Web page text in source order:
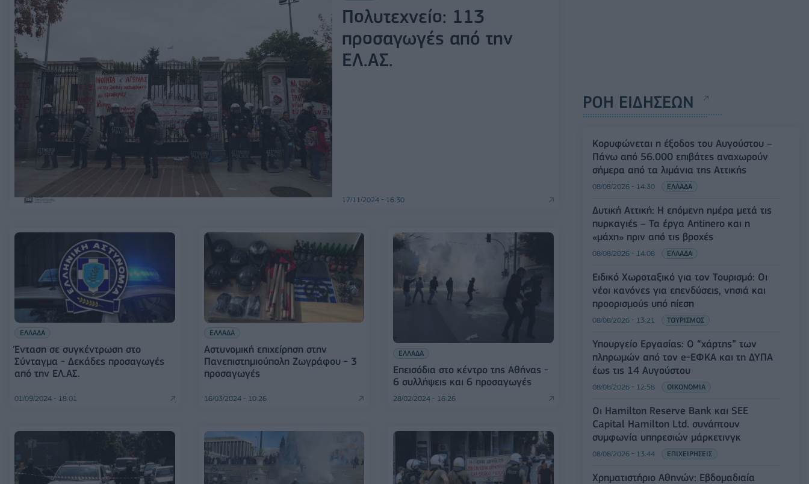
Πολυτεχνείο: 113
προσαγωγές από την
ΕΛ.ΑΣ.
17/11/2024 - 16:30
ΕΛΛΑΔΑ
Ένταση σε συγκέντρωση στο
Σύνταγμα - Δεκάδες προσαγωγές
από την ΕΛ.ΑΣ.
01/09/2024 - 18:01
ΕΛΛΑΔΑ
Αστυνομική επιχείρηση στην
Πανεπιστημιούπολη Ζωγράφου - 3
προσαγωγές
16/03/2024 - 10:26
ΕΛΛΑΔΑ
Επεισόδια στο κέντρο της Αθήνας -
6 συλλήψεις και 6 προσαγωγές
28/02/2024 - 16:26
ΡΟΗ ΕΙΔΗΣΕΩΝ
Κορυφώνεται η έξοδος του Αυγούστου –
Πάνω από 56.000 επιβάτες αναχωρούν
σήμερα από τα λιμάνια της Αττικής
08/08/2026 - 14:30 ΕΛΛΑΔΑ
Δυτική Αττική: Η επόμενη ημέρα μετά τις
πυρκαγιές – Τα έργα Antinero και η
«μάχη» πριν από τις βροχές
08/08/2026 - 14:08 ΕΛΛΑΔΑ
Ειδικό Χωροταξικό για τον Τουρισμό: Οι
νέοι κανόνες για επενδύσεις, νησιά και
προορισμούς υπό πίεση
08/08/2026 - 13:21 ΤΟΥΡΙΣΜΟΣ
Υπουργείο Εργασίας: Ο “χάρτης” των
πληρωμών από τον e-ΕΦΚΑ και τη ΔΥΠΑ
έως τις 14 Αυγούστου
08/08/2026 - 12:58 ΟΙΚΟΝΟΜΙΑ
Οι Hamilton Reserve Bank και SEE
Capital Hamilton Ltd. συνάπτουν
συμφωνία υπηρεσιών μάρκετινγκ
08/08/2026 - 13:44 ΕΠΙΧΕΙΡΗΣΕΙΣ
Χρηματιστήριο Αθηνών: Εβδομαδιαία